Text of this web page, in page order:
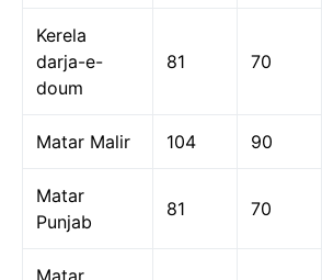
Kerela
darja-e-
doum
81 70
Matar Malir 104 90
Matar
Punjab
81 70
Matar